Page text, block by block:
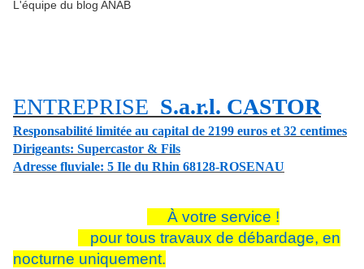
L'équipe du blog ANAB
ENTREPRISE S.a.r.l. CASTOR
Responsabilité limitée au capital de 2199 euros et 32 centimes
Dirigeants: Supercastor & Fils
Adresse fluviale: 5 Ile du Rhin 68128-ROSENAU
À votre service !
pour tous travaux de débardage, en
nocturne uniquement.